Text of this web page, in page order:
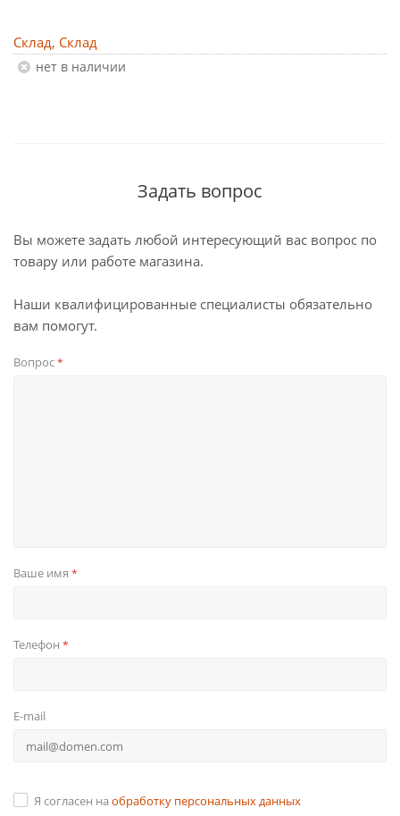
Склад, Склад
Нет в наличии
Задать вопрос
Вы можете задать любой интересующий вас вопрос по
товару или работе магазина.
Наши квалифицированные специалисты обязательно
вам помогут.
Вопрос*
Ваше имя *
Телефон *
E-mail
Я согласен на обработку персональных данных